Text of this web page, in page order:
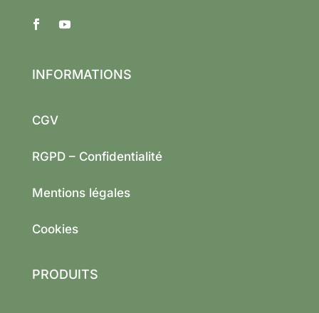
INFORMATIONS
CGV
RGPD – Confidentialité
Mentions légales
Cookies
PRODUITS